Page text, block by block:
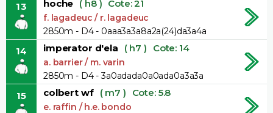
13 hoche ( h8 ) Cote: 21
f. lagadeuc / r. lagadeuc
2850m - D4 - 0aaa3a3a8a2a(24)da3a4a
14 imperator d'ela ( h7 ) Cote: 14
a. barrier / m. varin
2850m - D4 - 3a0adada0a0ada0a3a3a
15 colbert wf ( m7 ) Cote: 5.8
e. raffin / h.e. bondo